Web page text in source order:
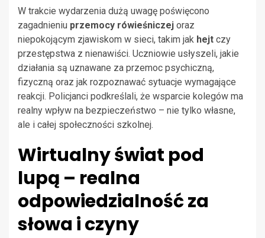
W trakcie wydarzenia dużą uwagę poświęcono
zagadnieniu przemocy rówieśniczej oraz
niepokojącym zjawiskom w sieci, takim jak hejt czy
przestępstwa z nienawiści. Uczniowie usłyszeli, jakie
działania są uznawane za przemoc psychiczną,
fizyczną oraz jak rozpoznawać sytuacje wymagające
reakcji. Policjanci podkreślali, że wsparcie kolegów ma
realny wpływ na bezpieczeństwo – nie tylko własne,
ale i całej społeczności szkolnej.
Wirtualny świat pod
lupą – realna
odpowiedzialność za
słowa i czyny